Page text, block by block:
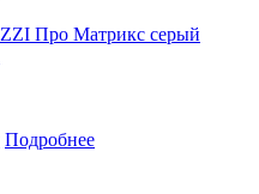
Про Матрикс серый
Подробнее